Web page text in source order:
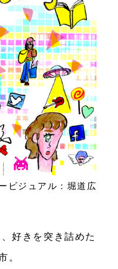
ビジュアル：堀道広
好きを突き詰めた
。